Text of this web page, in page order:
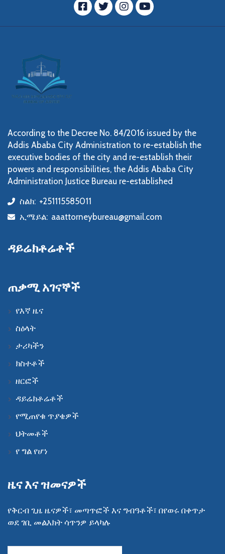
ፌስቡክትዊተርኢንስታግራምYouTube
According to the Decree No. 84/2016 issued by the
Addis Ababa City Administration to re-establish the
executive bodies of the city and re-establish their
powers and responsibilities, the Addis Ababa City
Administration Justice Bureau re-established
icon
ስልክ: +251115585011
icon
ኢሜይል: aaattorneybureau@gmail.com
ዳይሬክቶሬቶች
ጠቃሚ አገናኞች
የእኛ ዜና
ስዕላት
ታሪካችን
ክስተቶች
ዘርፎች
ዳይሬክቶሬቶች
የሚጠየቁ ጥያቄዎች
ህትመቶች
የ ግል የሆነ
ዜና እና ዝመናዎች
የቅርብ ጊዜ ዜናዎች፣ መጣጥፎች እና ግብዓቶች፣ በየወሩ በቀጥታ
ወደ ገቢ መልእክት ሳጥንዎ ይላካሉ